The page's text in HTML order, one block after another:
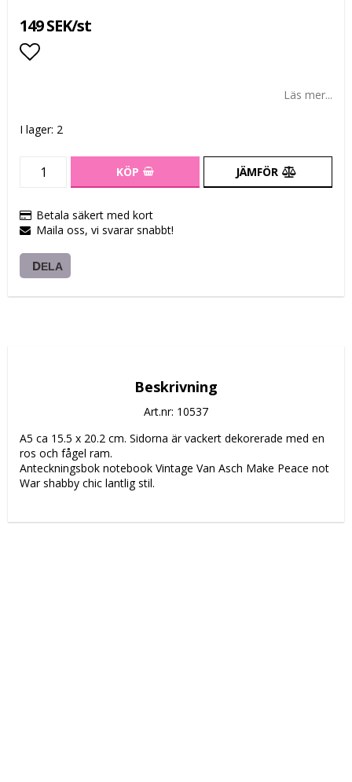
149 SEK/st
Läs mer...
I lager: 2
KÖP JÄMFÖR
Betala säkert med kort
Maila oss, vi svarar snabbt!
DELA
Beskrivning
Art.nr: 10537
A5 ca 15.5 x 20.2 cm. Sidorna är vackert dekorerade med en
ros och fågel ram.
Anteckningsbok notebook Vintage Van Asch Make Peace not
War shabby chic lantlig stil.